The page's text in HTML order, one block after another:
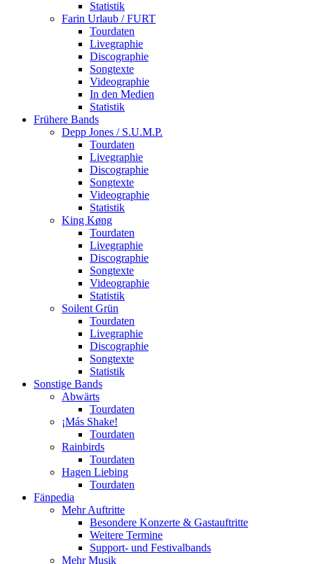
Statistik
Farin Urlaub / FURT
Tourdaten
Livegraphie
Discographie
Songtexte
Videographie
In den Medien
Statistik
Frühere Bands
Depp Jones / S.U.M.P.
Tourdaten
Livegraphie
Discographie
Songtexte
Videographie
Statistik
King Køng
Tourdaten
Livegraphie
Discographie
Songtexte
Videographie
Statistik
Soilent Grün
Tourdaten
Livegraphie
Discographie
Songtexte
Statistik
Sonstige Bands
Abwärts
Tourdaten
¡Más Shake!
Tourdaten
Rainbirds
Tourdaten
Hagen Liebing
Tourdaten
Fänpedia
Mehr Auftritte
Besondere Konzerte & Gastauftritte
Weitere Termine
Support- und Festivalbands
Mehr Musik